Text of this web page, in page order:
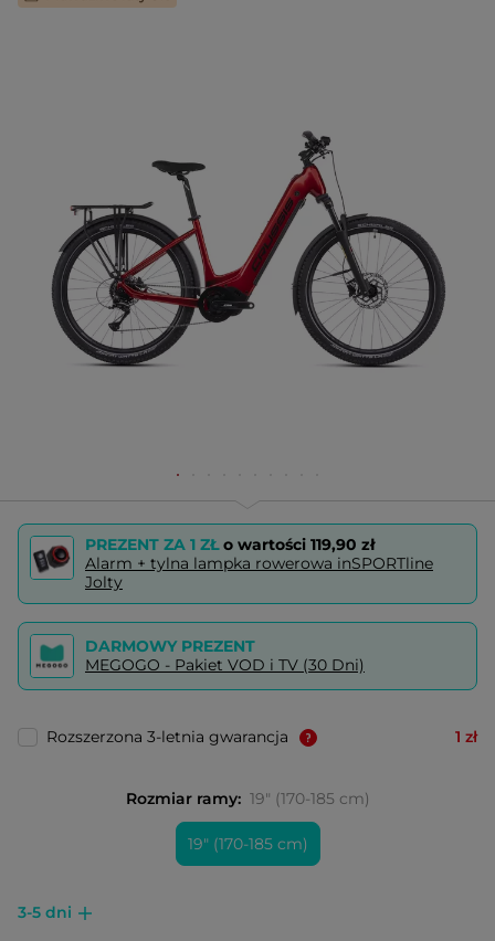
PREZENT ZA 1 ZŁo wartości 119,90 zł
Alarm + tylna lampka rowerowa inSPORTline
Jolty
DARMOWY PREZENT
MEGOGO - Pakiet VOD i TV (30 Dni)
Rozszerzona 3-letnia gwarancja 1 zł
Rozmiar ramy: 19" (170-185 cm)
19" (170-185 cm)
3-5 dni